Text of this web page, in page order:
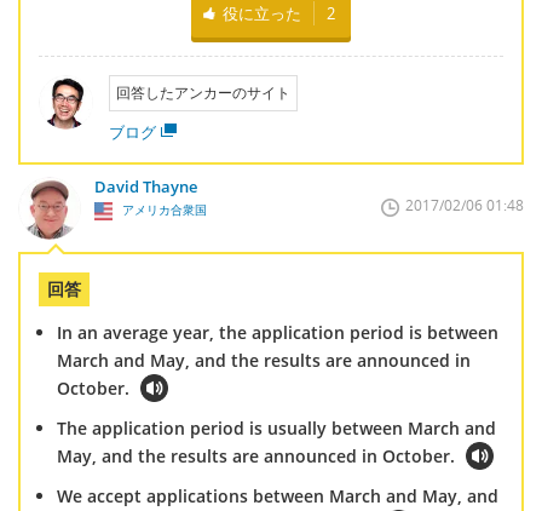
役に立った 2
回答したアンカーのサイト
ブログ
David Thayne
アメリカ合衆国 2017/02/06 01:48
回答
In an average year, the application period is between
March and May, and the results are announced in
October.
The application period is usually between March and
May, and the results are announced in October.
We accept applications between March and May, and